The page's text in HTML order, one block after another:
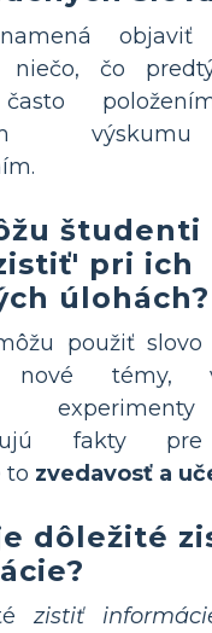
objaviť
niečo, čo
študenti
pri ich
úlohách?
použiť
nové témy,
fakty pre
to zvedavosť a
dôležité
zistiť